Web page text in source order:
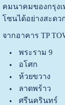
คมนาคมของกรุงเ
โซนได้อย่างสะด
จากอาคาร TP
พระราม 9
อโศก
ห้วยขวาง
ลาดพร้าว
ศรีนครินทร์